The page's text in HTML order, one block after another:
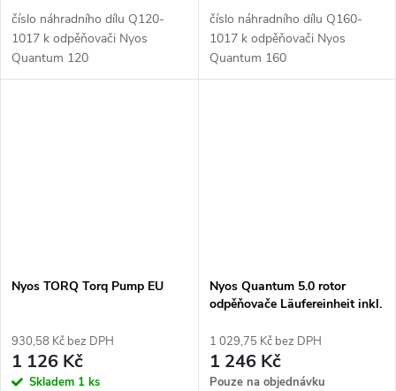
číslo náhradního dílu Q120-
1017 k odpěňovači Nyos
Quantum 120
číslo náhradního dílu Q160-
1017 k odpěňovači Nyos
Quantum 160
Nyos TORQ Torq Pump EU
930,58 Kč bez DPH
1 126 Kč
Skladem 1 ks
Nyos Quantum 5.0 rotor
odpěňovače Läufereinheit inkl.
1 029,75 Kč bez DPH
1 246 Kč
Pouze na objednávku